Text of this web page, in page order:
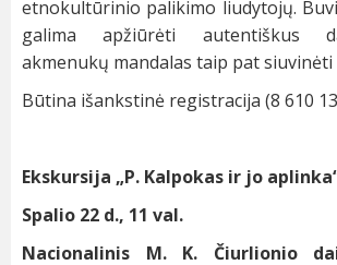
etnokultūrinio palikimo liudytojų.
galima apžiūrėti autentiškus
akmenukų mandalas taip pat siuvinėti
Būtina išankstinė registracija (8 610
Ekskursija „P. Kalpokas ir jo
Spalio 22 d., 11 val.
Nacionalinis M. K. Čiurlionio